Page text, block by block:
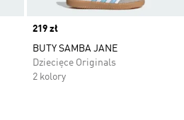
Price
219 zł
BUTY SAMBA JANE
Dziecięce Originals
2 kolory